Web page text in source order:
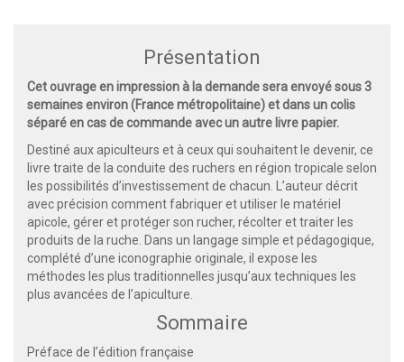
Présentation
Cet ouvrage en impression à la demande sera envoyé sous 3
semaines environ (France métropolitaine) et dans un colis
séparé en cas de commande avec un autre livre papier.
Destiné aux apiculteurs et à ceux qui souhaitent le devenir, ce
livre traite de la conduite des ruchers en région tropicale selon
les possibilités d’investissement de chacun. L’auteur décrit
avec précision comment fabriquer et utiliser le matériel
apicole, gérer et protéger son rucher, récolter et traiter les
produits de la ruche. Dans un langage simple et pédagogique,
complété d’une iconographie originale, il expose les
méthodes les plus traditionnelles jusqu’aux techniques les
plus avancées de l’apiculture.
Sommaire
Préface de l’édition française